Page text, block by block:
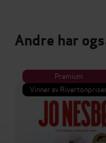
Andre har
Premium
Vinner av